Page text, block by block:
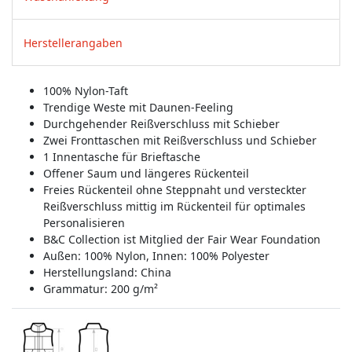
Herstellerangaben
100% Nylon-Taft
Trendige Weste mit Daunen-Feeling
Durchgehender Reißverschluss mit Schieber
Zwei Fronttaschen mit Reißverschluss und Schieber
1 Innentasche für Brieftasche
Offener Saum und längeres Rückenteil
Freies Rückenteil ohne Steppnaht und versteckter
Reißverschluss mittig im Rückenteil für optimales
Personalisieren
B&C Collection ist Mitglied der Fair Wear Foundation
Außen: 100% Nylon, Innen: 100% Polyester
Herstellungsland: China
Grammatur: 200 g/m²